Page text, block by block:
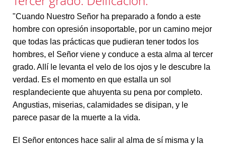
"Cuando Nuestro Señor ha preparado a fondo a este
hombre con opresión insoportable, por un camino mejor
que todas las prácticas que pudieran tener todos los
hombres, el Señor viene y conduce a esta alma al tercer
grado. Allí le levanta el velo de los ojos y le descubre la
verdad. Es el momento en que estalla un sol
resplandeciente que ahuyenta su pena por completo.
Angustias, miserias, calamidades se disipan, y le
parece pasar de la muerte a la vida.
El Señor entonces hace salir al alma de sí misma y la